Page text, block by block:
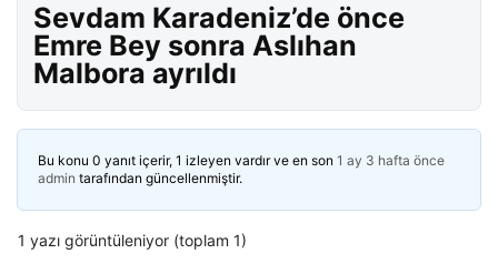
Sevdam Karadeniz’de önce
Emre Bey sonra Aslıhan
Malbora ayrıldı
Bu konu 0 yanıt içerir, 1 izleyen vardır ve en son 1 ay 3 hafta önce
admin tarafından güncellenmiştir.
1 yazı görüntüleniyor (toplam 1)